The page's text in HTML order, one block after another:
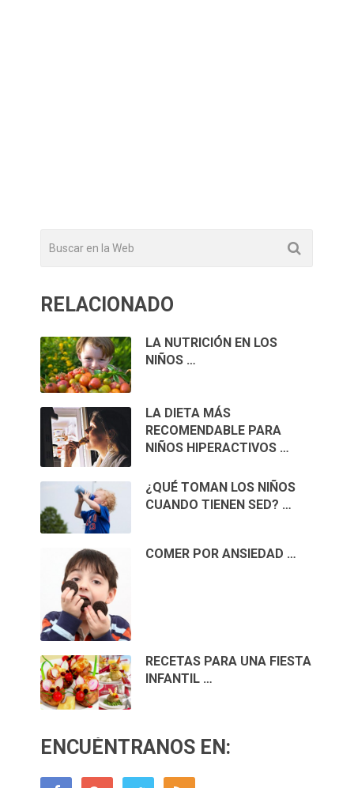
RELACIONADO
LA NUTRICIÓN EN LOS
NIÑOS …
LA DIETA MÁS
RECOMENDABLE PARA
NIÑOS HIPERACTIVOS …
¿QUÉ TOMAN LOS NIÑOS
CUANDO TIENEN SED? …
COMER POR ANSIEDAD …
RECETAS PARA UNA FIESTA
INFANTIL …
ENCUÉNTRANOS EN: